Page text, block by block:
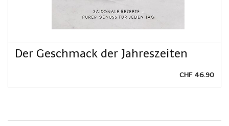
Der Geschmack der Jahreszeiten
CHF 46.90